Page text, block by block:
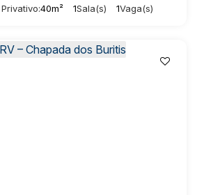
Privativo:40m² 1Sala(s) 1Vaga(s)